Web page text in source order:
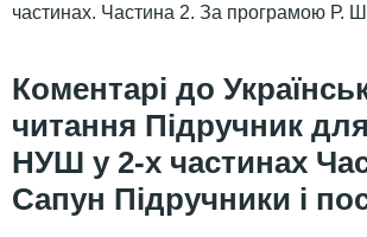
частинах. Частина 2. За програмою Р.
читання Підручник
НУШ у 2-х частинах
Сапун Підручники і